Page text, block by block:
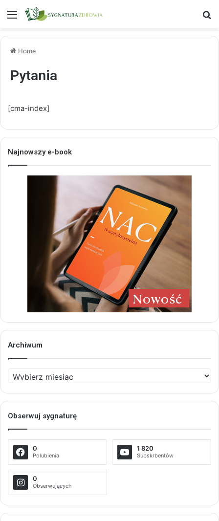
Menu
Home
Pytania
[cma-index]
Najnowszy e-book
Archiwum
Archiwum
Obserwuj sygnaturę
0
Polubienia
1 820
Subskrbentów
0
Obserwujących